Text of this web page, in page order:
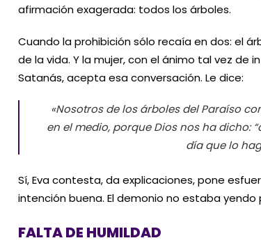
afirmación exagerada: todos los árboles.
Cuando la prohibición sólo recaía en dos: el
de la vida. Y la mujer, con el ánimo tal vez de
Satanás, acepta esa conversación. Le dice:
«Nosotros de los árboles del Paraíso
en el medio, porque Dios nos ha dicho:
día que lo
Sí, Eva contesta, da explicaciones, pone
intención buena. El demonio no estaba
FALTA DE HUMILDAD